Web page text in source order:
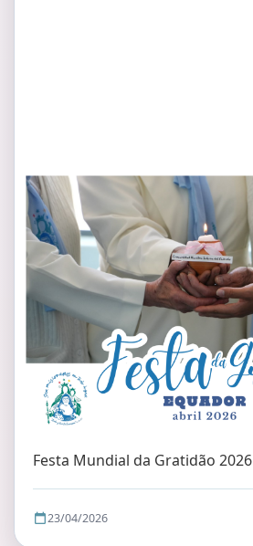
Festa Mundial da Gratidão 2026
23/04/2026